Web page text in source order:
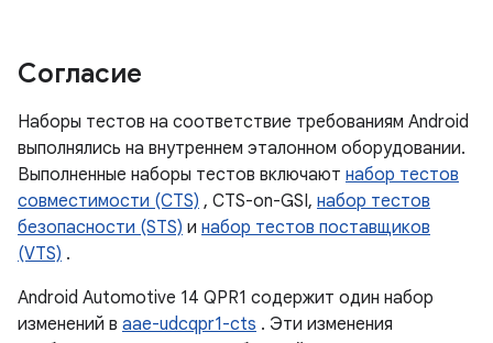
Согласие
Наборы тестов на соответствие требованиям Android
выполнялись на внутреннем эталонном оборудовании.
Выполненные наборы тестов включают набор тестов
совместимости (CTS) , CTS-on-GSI, набор тестов
безопасности (STS) и набор тестов поставщиков
(VTS) .
Android Automotive 14 QPR1 содержит один набор
изменений в aae-udcqpr1-cts . Эти изменения